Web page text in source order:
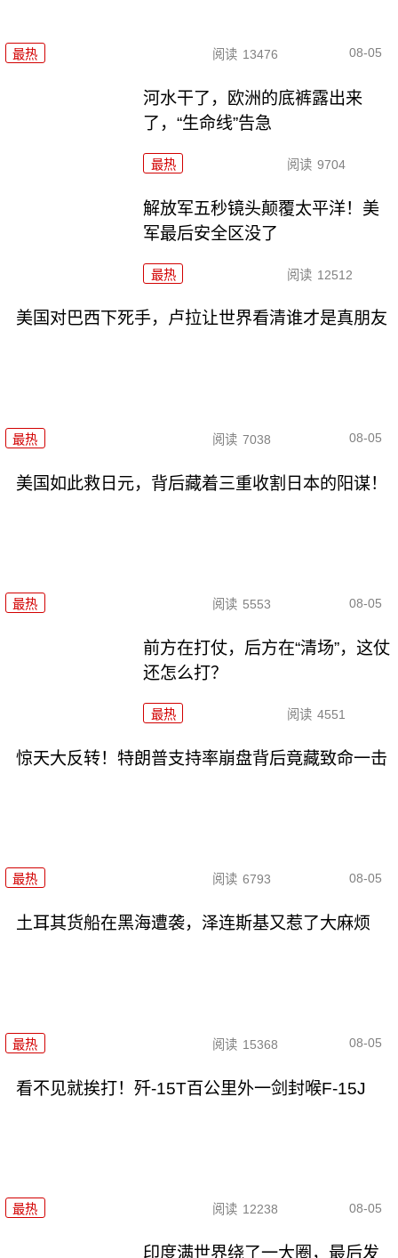
最热 阅读 13476 08-05
河水干了，欧洲的底裤露出来
了，“生命线”告急
最热 阅读 9704
解放军五秒镜头颠覆太平洋！美
军最后安全区没了
最热 阅读 12512
美国对巴西下死手，卢拉让世界看清谁才是真朋友
最热 阅读 7038 08-05
美国如此救日元，背后藏着三重收割日本的阳谋！
最热 阅读 5553 08-05
前方在打仗，后方在“清场”，这仗
还怎么打？
最热 阅读 4551
惊天大反转！特朗普支持率崩盘背后竟藏致命一击
最热 阅读 6793 08-05
土耳其货船在黑海遭袭，泽连斯基又惹了大麻烦
最热 阅读 15368 08-05
看不见就挨打！歼-15T百公里外一剑封喉F-15J
最热 阅读 12238 08-05
印度满世界绕了一大圈，最后发